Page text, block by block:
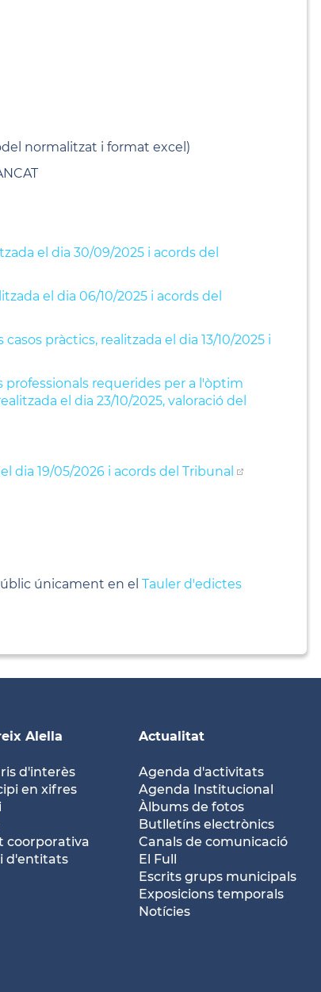
normalitzat i format excel)
el dia 30/09/2025 i acords del
el dia 06/10/2025 i acords del
pràctics, realitzada el dia 13/10/2025 i
professionals requerides per a l'òptim
el dia 23/10/2025, valoració del
dia 19/05/2026 i acords del Tribunal
únicament en el Tauler d'edictes
Alella
d'interès
en xifres
coorporativa
d'entitats
Actualitat
Agenda d'activitats
Agenda Institucional
Àlbums de fotos
Butlletíns electrònics
Canals de comunicació
El Full
Escrits grups municipals
Exposicions temporals
Notícies